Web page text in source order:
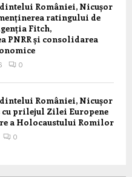
României, Nicușor
ratingului de
Fitch,
PNRR și consolidarea
0
României, Nicușor
cu prilejul Zilei Europene
a Holocaustului Romilor
0